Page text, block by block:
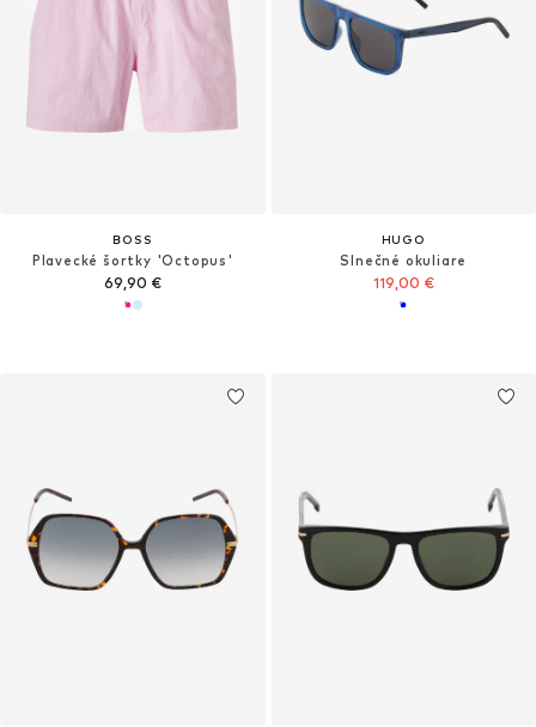
BOSS
Plavecké šortky 'Octopus'
69,90 €
HUGO
Slnečné okuliare
119,00 €